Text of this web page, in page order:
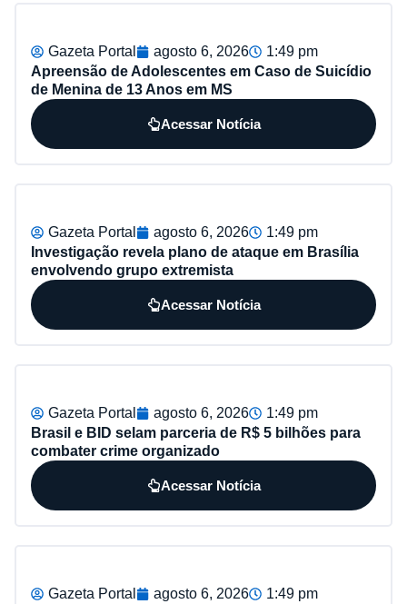
Gazeta Portal agosto 6, 2026
1:49 pm
Apreensão de Adolescentes em Caso de Suicídio
de Menina de 13 Anos em MS
Acessar Notícia
Gazeta Portal agosto 6, 2026
1:49 pm
Investigação revela plano de ataque em Brasília
envolvendo grupo extremista
Acessar Notícia
Gazeta Portal agosto 6, 2026
1:49 pm
Brasil e BID selam parceria de R$ 5 bilhões para
combater crime organizado
Acessar Notícia
Gazeta Portal agosto 6, 2026
1:49 pm